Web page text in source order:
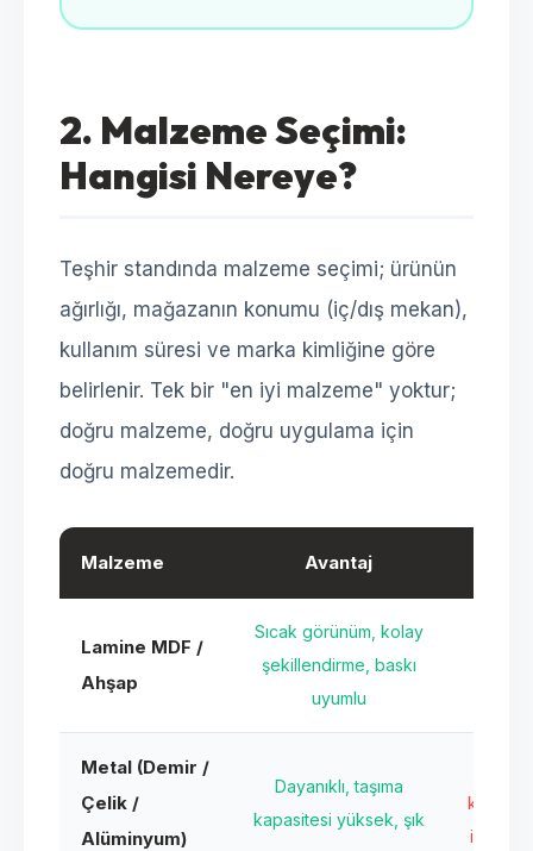
2. Malzeme Seçimi:
Hangisi Nereye?
Teşhir standında malzeme seçimi; ürünün
ağırlığı, mağazanın konumu (iç/dış mekan),
kullanım süresi ve marka kimliğine göre
belirlenir. Tek bir "en iyi malzeme" yoktur;
doğru malzeme, doğru uygulama için
doğru malzemedir.
Malzeme Avantaj
Lamine MDF /
Ahşap
Sıcak görünüm, kolay
şekillendirme, baskı
uyumlu
Metal (Demir /
Çelik /
Alüminyum)
Dayanıklı, taşıma
kapasitesi yüksek, şık
işçiliği